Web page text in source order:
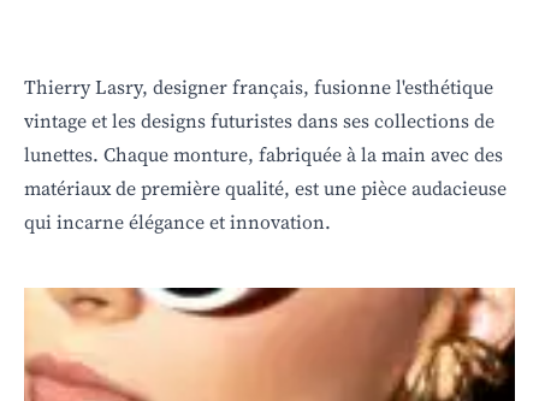
Thierry Lasry, designer français, fusionne l'esthétique
vintage et les designs futuristes dans ses collections de
lunettes. Chaque monture, fabriquée à la main avec des
matériaux de première qualité, est une pièce audacieuse
qui incarne élégance et innovation.